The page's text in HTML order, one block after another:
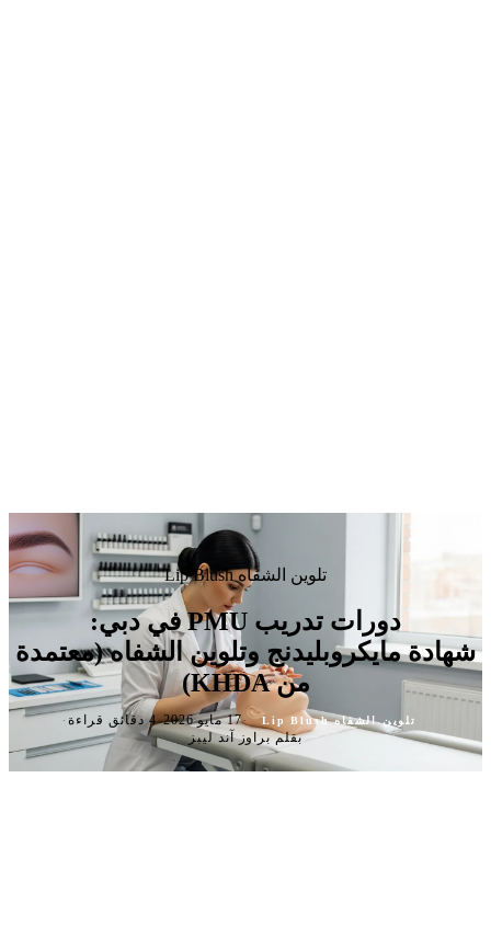
تلوين الشفاه Lip Blush
دورات تدريب PMU في دبي:
شهادة مايكروبليدنج وتلوين الشفاه (معتمدة
من KHDA)
تلوين الشفاه Lip Blush ·17 مايو 2026 ·4 دقائق قراءة ·
بقلم براوز آند ليبز